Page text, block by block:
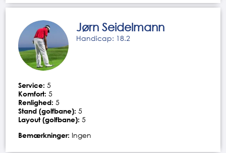
Jørn Seidelmann
Handicap: 18.2
Service: 5
Komfort: 5
Renlighed: 5
Stand (golfbane): 5
Layout (golfbane): 5
Bemærkninger: Ingen